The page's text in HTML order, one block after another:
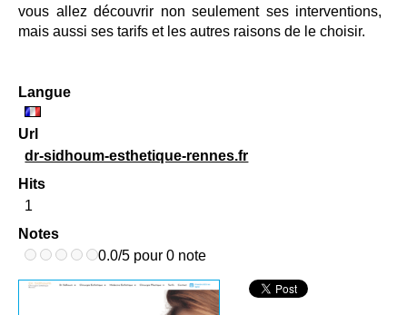
vous allez découvrir non seulement ses interventions,
mais aussi ses tarifs et les autres raisons de le choisir.
Langue
Url
dr-sidhoum-esthetique-rennes.fr
Hits
1
Notes
0.0/5 pour 0 note